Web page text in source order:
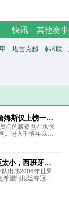
快讯 其他赛事
塔吉克超 韩K联
姆斯仅上榜一次
们的薪资也在水涨
。进入千禧年以
天老震来带大家
谁。2000-01赛...
小，西班牙本
出战2006年世界
望阿根廷夺冠，
对优势。决赛的比
西班牙与阿...